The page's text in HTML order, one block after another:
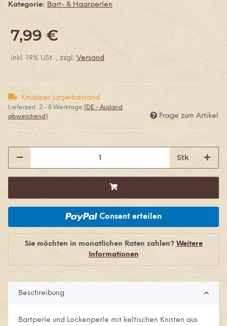
Kategorie: Bart- & Haarperlen
7,99 €
inkl. 19% USt. , zzgl. Versand
Knapper Lagerbestand
Lieferzeit: 2 - 5 Werktage (DE - Ausland
abweichend)
Frage zum Artikel
Stk
Consent erteilen
Sie möchten in monatlichen Raten zahlen? Weitere
Informationen
Beschreibung
Bartperle und Lockenperle mit keltischen Knoten aus